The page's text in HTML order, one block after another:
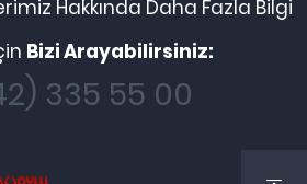
Hakkında Daha Fazla Bilgi
Bizi Arayabilirsiniz:
335 55 00